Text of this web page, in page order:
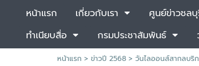
หน้าแรก เกี่ยวกับเรา ศูนย์ข่าวชล
ทำเนียบสื่อ
กรมประชาสัมพันธ์
หน้าแรก > ข่าวปี 2568> วันไลออนส์สากลบริ